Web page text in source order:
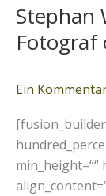
Stephan
Fotograf
Ein
im
Fokus
–
oder
YouTuber?